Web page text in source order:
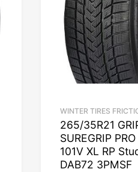
WINTER TIRES
265/35R21
SUREGRIP
101V XL RP
DAB72 3PMSF